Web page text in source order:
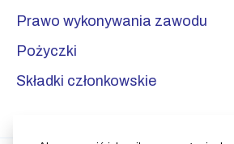
Prawo wykonywania zawodu
Pożyczki
Składki członkowskie